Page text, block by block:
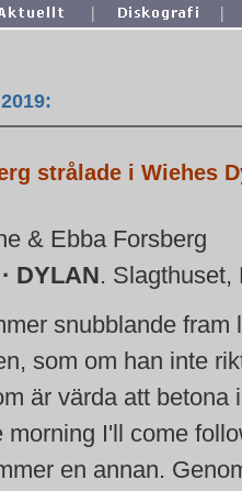
| |
strålade i Wiehes
& Ebba Forsberg
DYLAN. Slagthuset,
snubblande
som om han inte
är värda att
morning I'll come
en annan.